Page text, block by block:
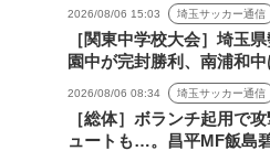
2026/08/06 15:03 埼玉サッカー通信
［関東中学校大会］埼玉
園中が完封勝利、南浦和
2026/08/06 08:34 埼玉サッカー通信
［総体］ボランチ起用で
ュートも…。昌平MF飯島